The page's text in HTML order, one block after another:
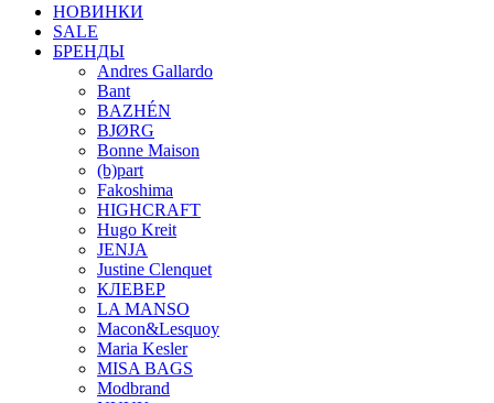
НОВИНКИ
SALE
БРЕНДЫ
Andres Gallardo
Bant
BAZHÉN
BJØRG
Bonne Maison
(b)part
Fakoshima
HIGHCRAFT
Hugo Kreit
JENJA
Justine Clenquet
КЛЕВЕР
LA MANSO
Macon&Lesquoy
Maria Kesler
MISA BAGS
Modbrand